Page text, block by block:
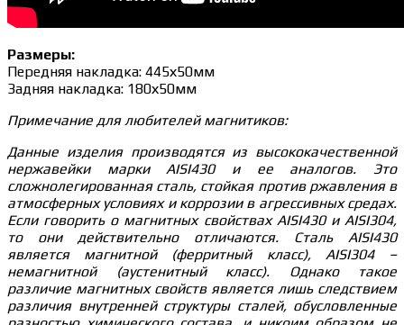
Размеры:
Передняя накладка: 445х50мм
Задняя накладка: 180х50мм
Примечание для любителей магнитиков:
Данные изделия производятся из высококачественной
нержавейки марки AISI430 и ее аналогов. Это
сложнолегированная сталь, стойкая против ржавления в
атмосферных условиях и коррозии в агрессивных средах.
Если говорить о магнитных свойствах AISI430 и AISI304,
то они действительно отличаются. Сталь AISI430
является магнитной (ферритный класс), AISI304 –
немагнитной (аустенитный класс). Однако такое
различие магнитных свойств является лишь следствием
различия внутренней структуры сталей, обусловленные